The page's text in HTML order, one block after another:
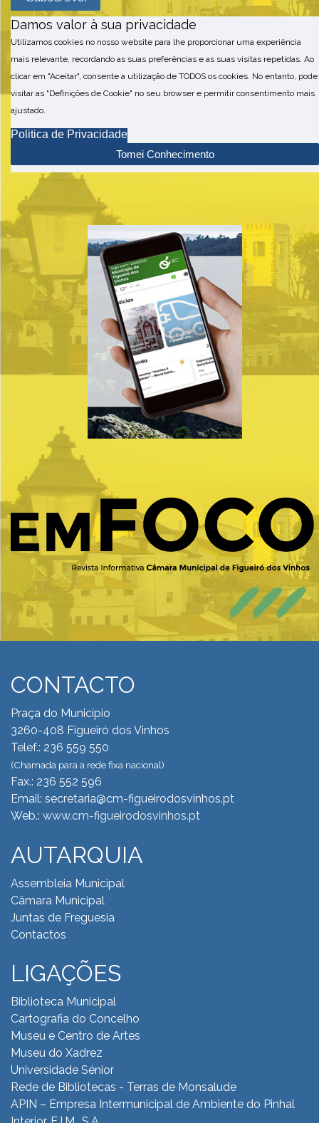
Damos valor à sua privacidade
Utilizamos cookies no nosso website para lhe proporcionar uma experiência
mais relevante, recordando as suas preferências e as suas visitas repetidas. Ao
clicar em "Aceitar", consente a utilização de TODOS os cookies. No entanto, pode
visitar as "Definições de Cookie" no seu browser e permitir consentimento mais
ajustado.
Politica de Privacidade
Tomei Conhecimento
CONTACTO
Praça do Município
3260-408 Figueiró dos Vinhos
Telef.: 236 559 550
(Chamada para a rede fixa nacional)
Fax.: 236 552 596
Email: secretaria@cm-figueirodosvinhos.pt
Web.: www.cm-figueirodosvinhos.pt
AUTARQUIA
Assembleia Municipal
Câmara Municipal
Juntas de Freguesia
Contactos
LIGAÇÕES
Biblioteca Municipal
Cartografia do Concelho
Museu e Centro de Artes
Museu do Xadrez
Universidade Sénior
Rede de Bibliotecas - Terras de Monsalude
APIN – Empresa Intermunicipal de Ambiente do Pinhal